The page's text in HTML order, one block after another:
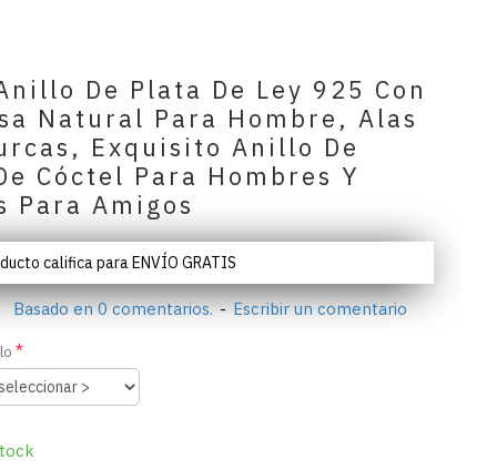
De Plata De Ley 925 Con
Natural Para Hombre, Alas
Exquisito Anillo De
Cóctel Para Hombres Y
Para Amigos
califica para ENVÍO GRATIS
Basado en 0 comentarios. - Escribir un comentario